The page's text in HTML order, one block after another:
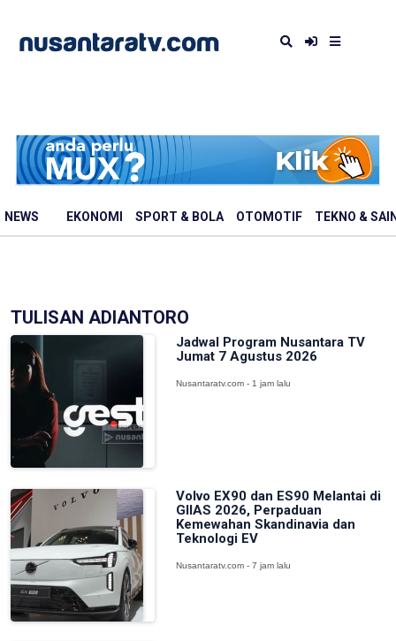
NEWS EKONOMI SPORT & BOLA OTOMOTIF TEKNO &
TULISAN ADIANTORO
Jadwal Program Nusantara TV
Jumat 7 Agustus 2026
Nusantaratv.com - 1 jam lalu
Volvo EX90 dan ES90 Melantai di
GIIAS 2026, Perpaduan
Kemewahan Skandinavia dan
Teknologi EV
Nusantaratv.com - 7 jam lalu